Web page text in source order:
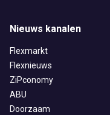
Nieuws kanalen
Flexmarkt
Flexnieuws
ZiPconomy
ABU
Doorzaam